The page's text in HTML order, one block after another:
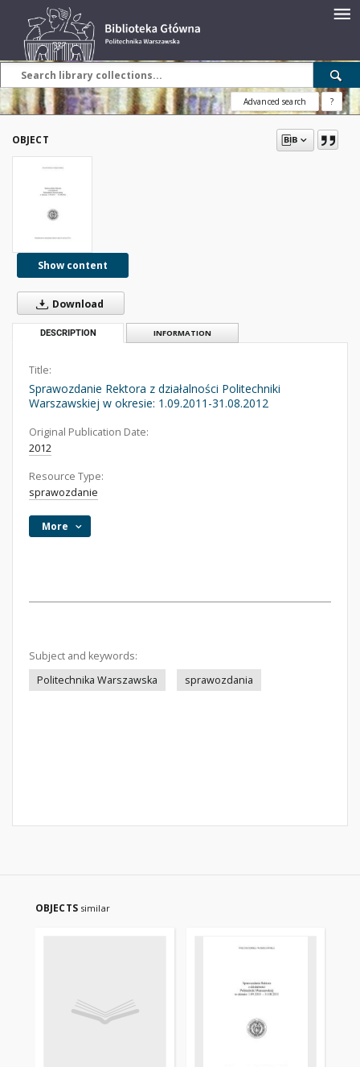
Advanced search ?
OBJECT
Show content
Download
DESCRIPTION INFORMATION
Title:
Sprawozdanie Rektora z działalności Politechniki
Warszawskiej w okresie: 1.09.2011-31.08.2012
Original Publication Date:
2012
Resource Type:
sprawozdanie
More
Subject and keywords:
Politechnika Warszawska
sprawozdania
OBJECTS similar